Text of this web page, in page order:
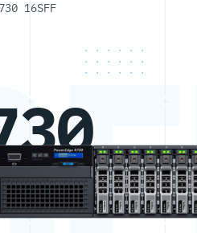
16SFF